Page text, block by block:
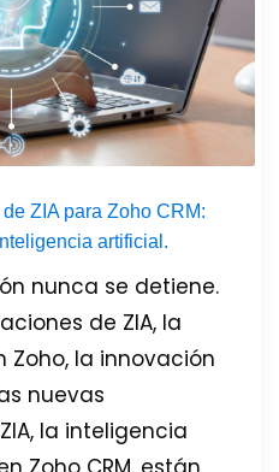
ZIA para Zoho CRM:
artificial.
nunca se detiene.
de ZIA, la
Zoho, la innovación
nuevas
la inteligencia